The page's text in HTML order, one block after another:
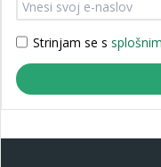
Strinjam se s